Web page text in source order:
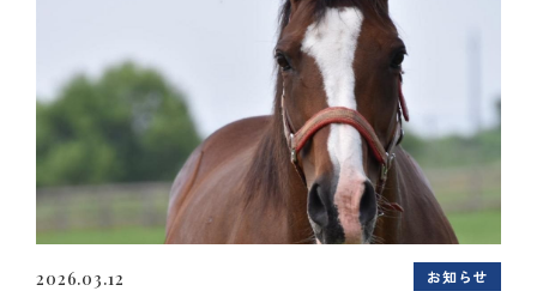
2026.03.12 お知らせ